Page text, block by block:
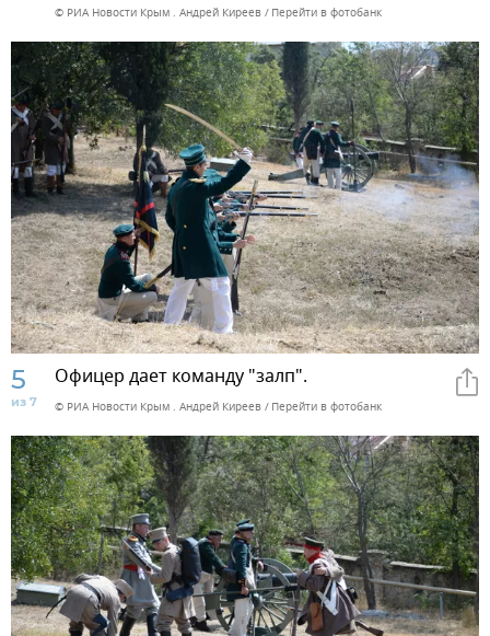
© РИА Новости Крым . Андрей Киреев Перейти в фотобанк
5
из 7
Офицер дает команду "залп".
© РИА Новости Крым . Андрей Киреев Перейти в фотобанк